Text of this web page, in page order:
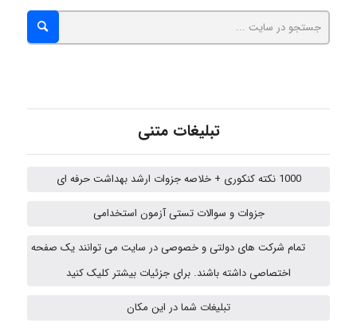
abolfazlkoshehe
تبلیغات متنی
1000 نکته کنکوری + خلاصه جزوات ارشد بهداشت حرفه ای
جزوات و سوالات تستی آزمون استخدامی
تمام شرکت های دولتی و خصوصی در سایت می توانند یک صفحه
اختصاصی داشته باشند. برای جزئیات بیشتر کلیک کنید
تبلیغات شما در این مکان